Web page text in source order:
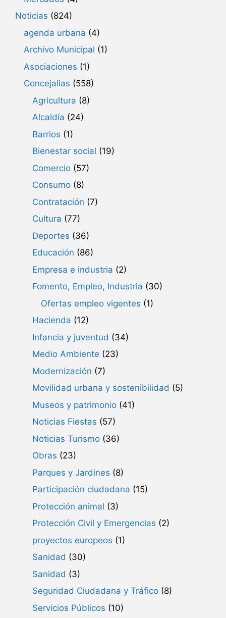
Noticias (824)
agenda urbana (4)
Archivo Municipal (1)
Asociaciones (1)
Concejalias (558)
Agricultura (8)
Alcaldía (24)
Barrios (1)
Bienestar social (19)
Comercio (57)
Consumo (8)
Contratación (7)
Cultura (77)
Deportes (36)
Educación (86)
Empresa e industria (2)
Fomento, Empleo, Industria (30)
Ofertas empleo vigentes (1)
Hacienda (12)
Infancia y juventud (34)
Medio Ambiente (23)
Modernización (7)
Movilidad urbana y sostenibilidad (5)
Museos y patrimonio (41)
Noticias Fiestas (57)
Noticias Turismo (36)
Obras (23)
Parques y Jardines (8)
Participación ciudadana (15)
Protección animal (3)
Protección Civil y Emergencias (2)
proyectos europeos (1)
Sanidad (30)
Sanidad (3)
Seguridad Ciudadana y Tráfico (8)
Servicios Públicos (10)